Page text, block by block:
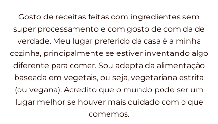
Gosto de receitas feitas com ingredientes sem
super processamento e com gosto de comida de
verdade. Meu lugar preferido da casa é a minha
cozinha, principalmente se estiver inventando algo
diferente para comer. Sou adepta da alimentação
baseada em vegetais, ou seja, vegetariana estrita
(ou vegana). Acredito que o mundo pode ser um
lugar melhor se houver mais cuidado com o que
comemos.